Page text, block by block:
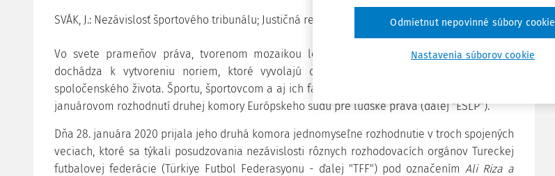
SVÁK, J.: Nezávislosť športového tribunálu; Justičná revue, 72, 2020, č. 2, s. 256 - 265.
Vo svete prameňov práva, tvorenom mozaikou legislatívnych a justičných textov, často
dochádza k vytvoreniu noriem, ktoré vyvolajú odbornú diskusiu v určitom segmente
spoločenského života. Športu, športovcom a aj ich fanúšikom z právnickej obce sa to stalo v
januárovom rozhodnutí druhej komory Európskeho súdu pre ľudské práva (ďalej "ESĽP").
Dňa 28. januára 2020 prijala jeho druhá komora jednomyseľne rozhodnutie v troch spojených
veciach, ktoré sa týkali posudzovania nezávislosti rôznych rozhodovacích orgánov Tureckej
futbalovej federácie (Türkiye Futbol Federasyonu - ďalej "TFF") pod označením Ali Riza a
Nastavenia súborov cookie
Odmietnut nepovinné súbory cookie